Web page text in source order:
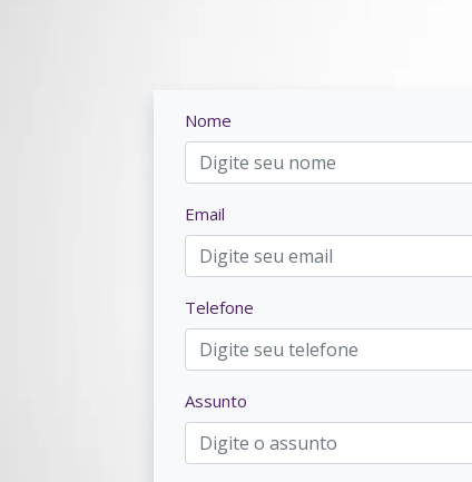
Nome
Email
Telefone
Assunto